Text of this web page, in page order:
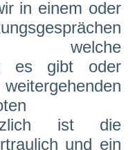
in einem oder
welche
es gibt oder
ist die
und ein